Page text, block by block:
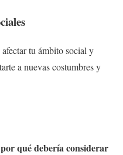
tu ámbito social y
a nuevas costumbres y
qué debería considerar